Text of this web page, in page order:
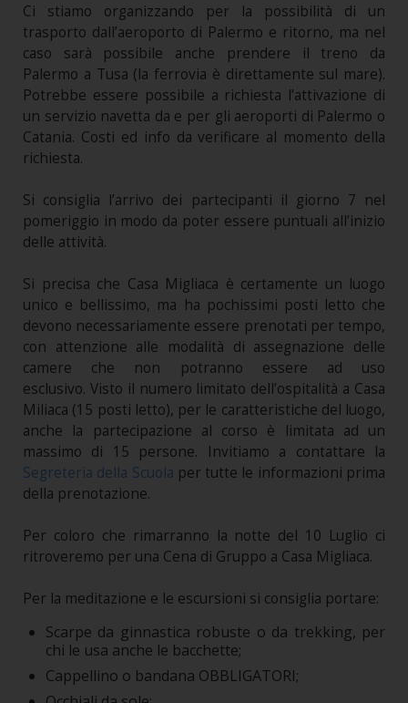
Ci stiamo organizzando per la possibilità di un
trasporto dall’aeroporto di Palermo e ritorno, ma nel
caso sarà possibile anche prendere il treno da
Palermo a Tusa (la ferrovia è direttamente sul mare).
Potrebbe essere possibile a richiesta l’attivazione di
un servizio navetta da e per gli aeroporti di Palermo o
Catania. Costi ed info da verificare al momento della
richiesta.
Si consiglia l’arrivo dei partecipanti il giorno 7 nel
pomeriggio in modo da poter essere puntuali all’inizio
delle attività.
Si precisa che Casa Migliaca è certamente un luogo
unico e bellissimo, ma ha pochissimi posti letto che
devono necessariamente essere prenotati per tempo,
con attenzione alle modalità di assegnazione delle
camere che non potranno essere ad uso
esclusivo. Visto il numero limitato dell’ospitalità a Casa
Miliaca (15 posti letto), per le caratteristiche del luogo,
anche la partecipazione al corso è limitata ad un
massimo di 15 persone. Invitiamo a contattare la
Segreteria della Scuola per tutte le informazioni prima
della prenotazione.
Per coloro che rimarranno la notte del 10 Luglio ci
ritroveremo per una Cena di Gruppo a Casa Migliaca.
Per la meditazione e le escursioni si consiglia portare:
Scarpe da ginnastica robuste o da trekking, per
chi le usa anche le bacchette;
Cappellino o bandana OBBLIGATORI;